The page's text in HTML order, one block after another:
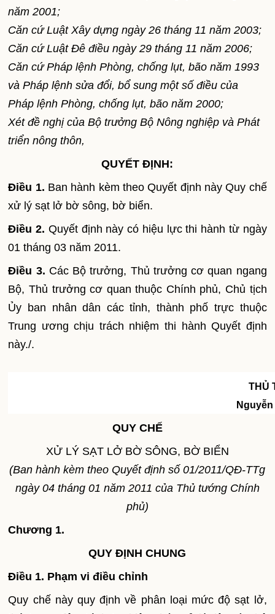
năm 2001;
Căn cứ Luật Xây dựng ngày 26 tháng 11 năm 2003;
Căn cứ Luật Đê điều ngày 29 tháng 11 năm 2006;
Căn cứ Pháp lệnh Phòng, chống lụt, bão năm 1993
và Pháp lệnh sửa đổi, bổ sung một số điều của
Pháp lệnh Phòng, chống lụt, bão năm 2000;
Xét đề nghị của Bộ trưởng Bộ Nông nghiệp và Phát
triển nông thôn,
QUYẾT ĐỊNH:
Điều 1. Ban hành kèm theo Quyết định này Quy chế
xử lý sạt lở bờ sông, bờ biển.
Điều 2. Quyết định này có hiệu lực thi hành từ ngày
01 tháng 03 năm 2011.
Điều 3. Các Bộ trưởng, Thủ trưởng cơ quan ngang
Bộ, Thủ trưởng cơ quan thuộc Chính phủ, Chủ tịch
Ủy ban nhân dân các tỉnh, thành phố trực thuộc
Trung ương chịu trách nhiệm thi hành Quyết định
này./.
THỦ
QUY CHẾ
XỬ LÝ SẠT LỞ BỜ SÔNG, BỜ BIỂN
(Ban hành kèm theo Quyết định số 01/2011/QĐ-TTg
ngày 04 tháng 01 năm 2011 của Thủ tướng Chính
phủ)
Chương 1.
QUY ĐỊNH CHUNG
Điều 1. Phạm vi điều chỉnh
Quy chế này quy định về phân loại mức độ sạt lở,